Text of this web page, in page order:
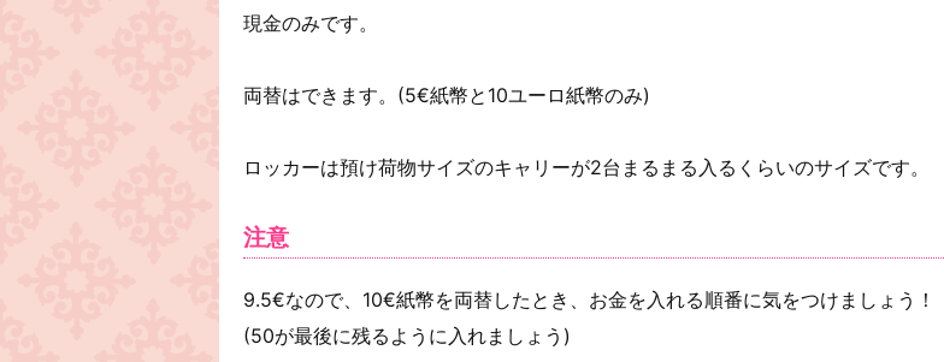
現金のみです。
両替はできます。(5€紙幣と10ユーロ紙幣のみ)
ロッカーは預け荷物サイズのキャリーが2台まるまる入るくらいのサイズです。
注意
9.5€なので、10€紙幣を両替したとき、お金を入れる順番に気をつけましょう！
(50が最後に残るように入れましょう)